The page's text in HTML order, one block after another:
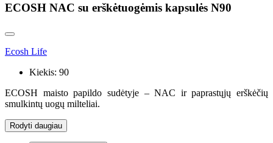
ECOSH NAC su erškėtuogėmis kapsulės N90
Ecosh Life
Kiekis: 90
ECOSH maisto papildo sudėtyje – NAC ir paprastųjų erškėčių
smulkintų uogų milteliai.
Rodyti daugiau